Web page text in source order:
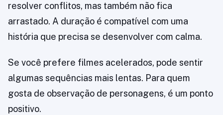
resolver conflitos, mas também não fica
arrastado. A duração é compatível com uma
história que precisa se desenvolver com calma.
Se você prefere filmes acelerados, pode sentir
algumas sequências mais lentas. Para quem
gosta de observação de personagens, é um ponto
positivo.